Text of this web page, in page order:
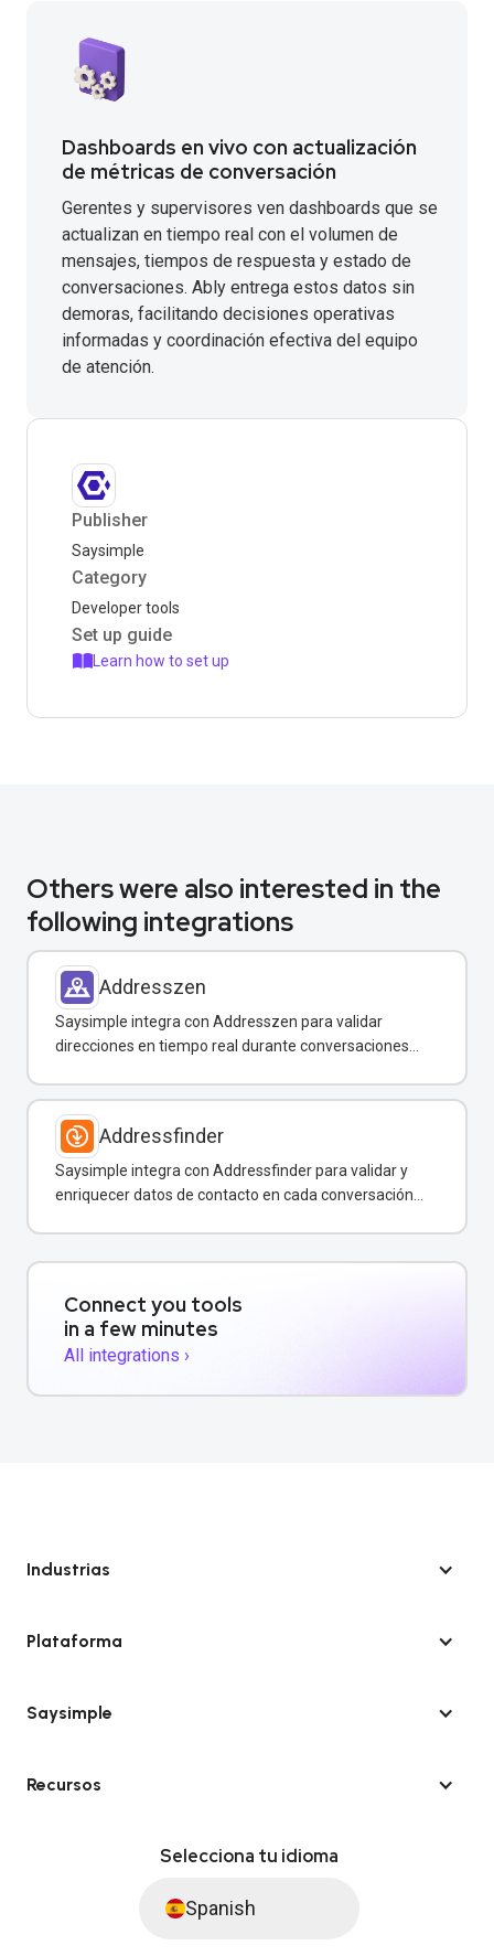
Dashboards en vivo con actualización
de métricas de conversación
Gerentes y supervisores ven dashboards que se
actualizan en tiempo real con el volumen de
mensajes, tiempos de respuesta y estado de
conversaciones. Ably entrega estos datos sin
demoras, facilitando decisiones operativas
informadas y coordinación efectiva del equipo
de atención.
Publisher
Saysimple
Category
Developer tools
Set up guide
Learn how to set up
Others were also interested in the
following integrations
Addresszen
Saysimple integra con Addresszen para validar
direcciones en tiempo real durante conversaciones
Addressfinder
Saysimple integra con Addressfinder para validar y
enriquecer datos de contacto en cada conversación
Connect you tools
in a few minutes
All integrations ›
Industrias
Plataforma
Saysimple
Recursos
Selecciona tu idioma
Spanish